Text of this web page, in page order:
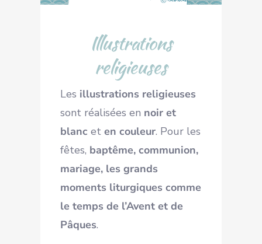
Illustrations
religieuses
Les illustrations religieuses
sont réalisées en noir et
blanc eten couleur. Pour les
fêtes, baptême, communion,
mariage, les grands
moments liturgiques comme
le temps de l’Avent et de
Pâques.